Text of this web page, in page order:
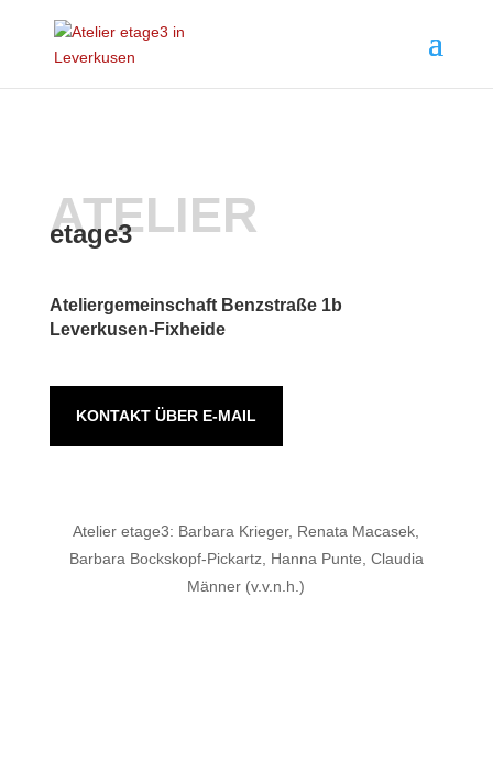
ATELIER
etage3
Ateliergemeinschaft Benzstraße 1b
Leverkusen-Fixheide
KONTAKT ÜBER E-MAIL
Atelier etage3: Barbara Krieger, Renata Macasek,
Barbara Bockskopf-Pickartz, Hanna Punte, Claudia
Männer (v.v.n.h.)